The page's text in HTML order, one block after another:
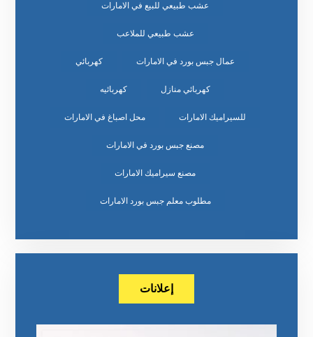
عشب طبيعي للبيع في الامارات
عشب طبيعي للملاعب
عمال جبس بورد في الامارات كهربائي
كهربائي منازل كهربائيه
للسيراميك الامارات محل اصباغ في الامارات
مصنع جبس بورد في الامارات
مصنع سيراميك الامارات
مطلوب معلم جبس بورد الامارات
إعلانات